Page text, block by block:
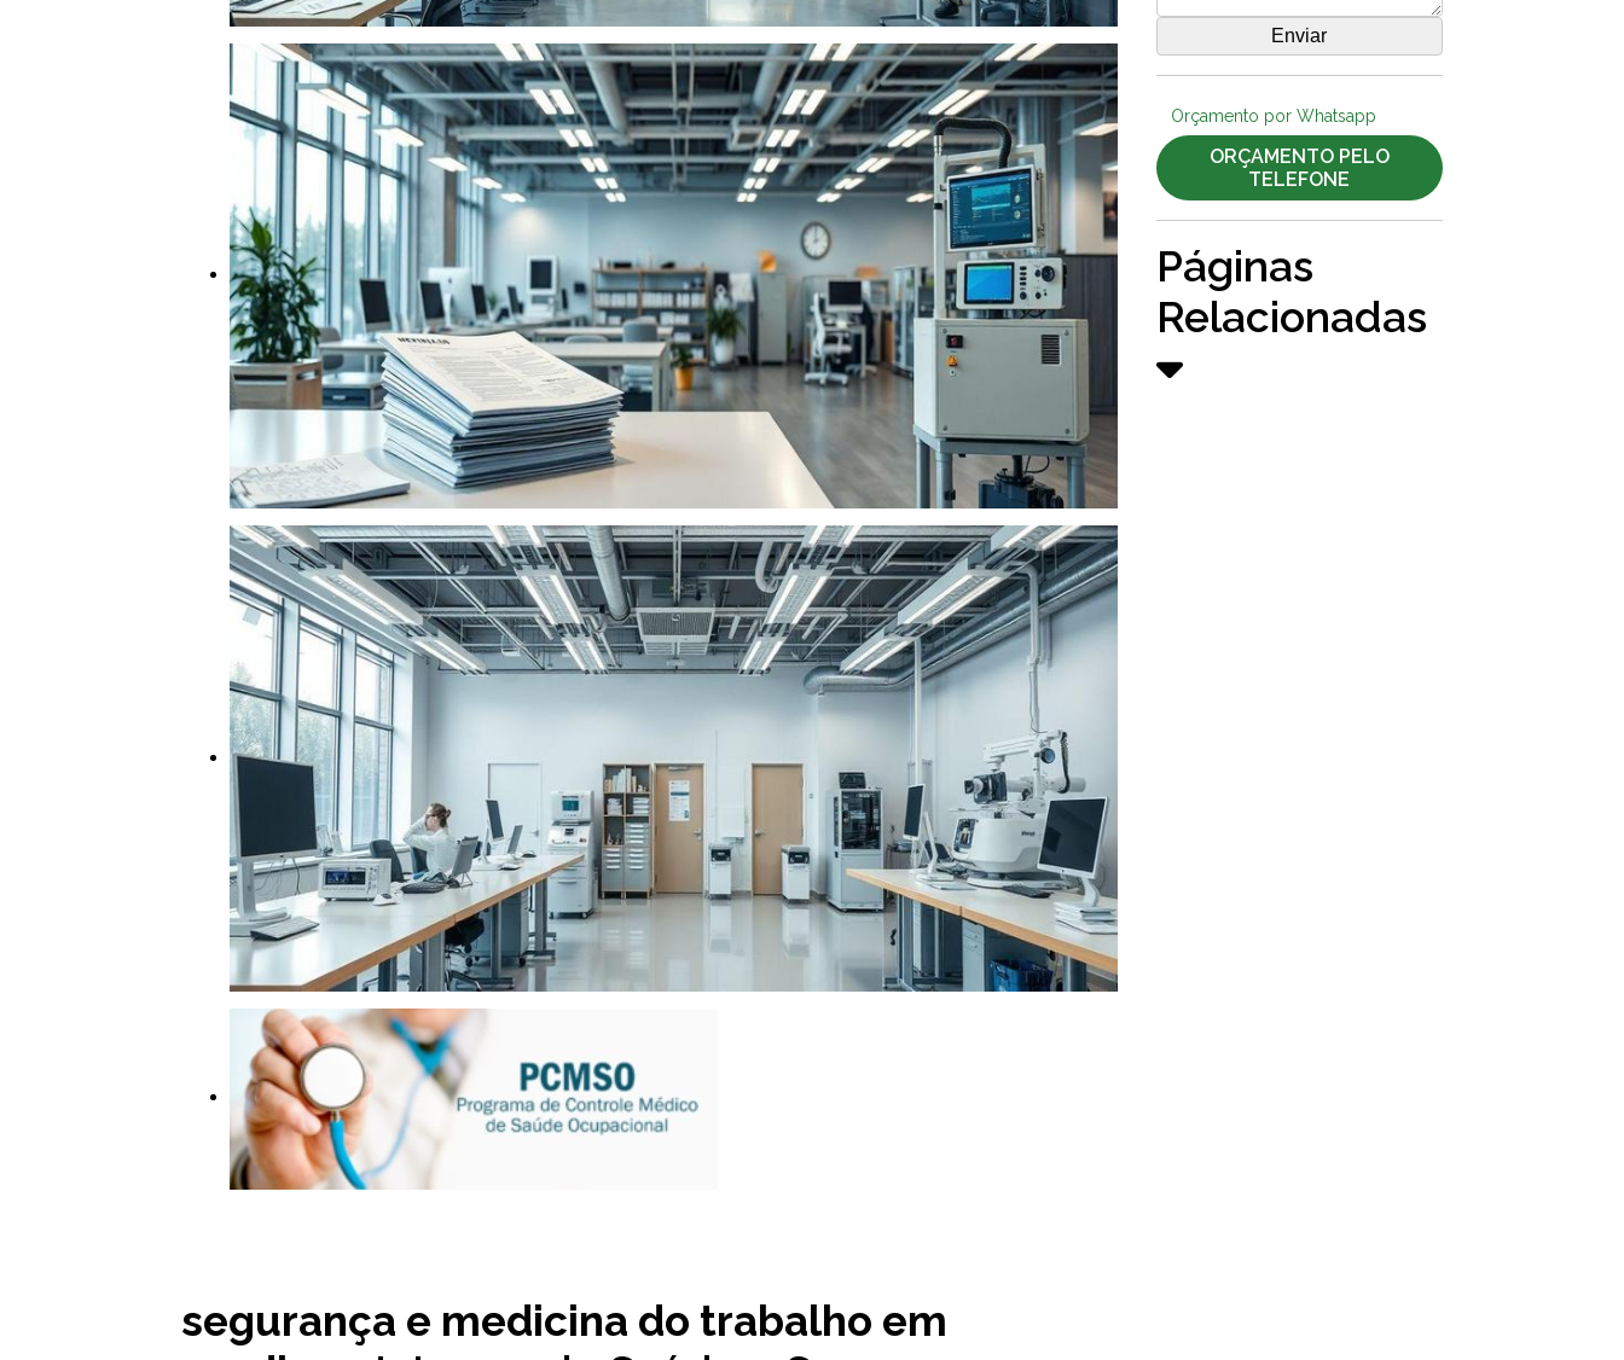
segurança e medicina do trabalho em
Orçamento por Whatsapp
ORÇAMENTO PELO
TELEFONE
Páginas
Relacionadas